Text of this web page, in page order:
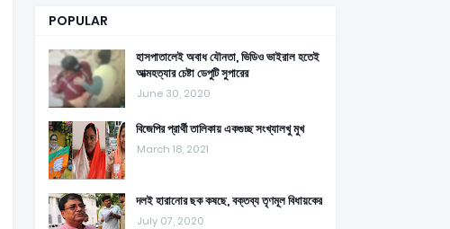
POPULAR
হাসপাতালেই অবাধ যৌনতা, ভিডিও ভাইরাল হতেই
আত্মহত্যার চেষ্টা ডেপুটি সুপারের
June 30, 2020
বিজেপির প্রার্থী তালিকায় একগুচ্ছ সংখ্যালখু মুখ
March 18, 2021
দলই হারানোর ছক কষছে, বক্তব্য তৃণমূল বিধায়কের
July 07, 2020